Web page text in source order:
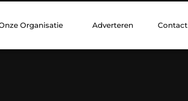
Organisatie Adverteren Contact